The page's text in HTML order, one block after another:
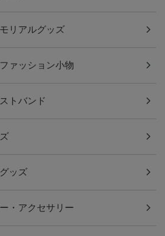
リアルグッズ
ァッション小物
トバンド
ッズ
・アクセサリー